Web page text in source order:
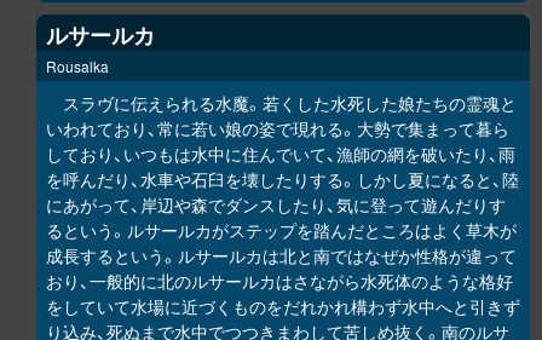
ルサールカ
Rousalka
スラヴに伝えられる水魔。若くした水死した娘たちの霊魂と
いわれており、常に若い娘の姿で現れる。大勢で集まって暮ら
しており、いつもは水中に住んでいて、漁師の網を破いたり、雨
を呼んだり、水車や石臼を壊したりする。しかし夏になると、陸
にあがって、岸辺や森でダンスしたり、気に登って遊んだりす
るという。ルサールカがステップを踏んだところはよく草木が
成長するという。ルサールカは北と南ではなぜか性格が違って
おり、一般的に北のルサールカはさながら水死体のような格好
をしていて水場に近づくものをだれかれ構わず水中へと引きず
り込み、死ぬまで水中でつつきまわして苦しめ抜く。南のルサ